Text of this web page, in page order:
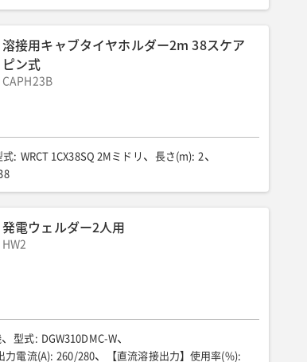
: 498 全高(mm): 625 乾燥重量(kg): 79
音値7m(dB(A)): 59 低騒音型: 超低騒音
溶接用キャブタイヤホルダー2m 38スケア
ピン式
CAPH23B
式: WRCT 1CX38SQ 2Mミドリ 長さ(m): 2
発電ウェルダー2人用
HW2
型式: DGW310DMC-W
力電流(A): 260/280 【直流溶接出力】使用率(%):